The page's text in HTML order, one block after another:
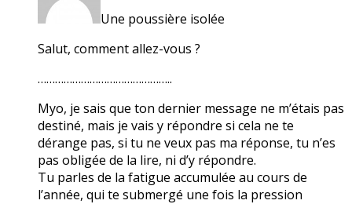
Une poussière isolée
Salut, comment allez-vous ?
………………………………………..
Myo, je sais que ton dernier message ne m’étais pas
destiné, mais je vais y répondre si cela ne te
dérange pas, si tu ne veux pas ma réponse, tu n’es
pas obligée de la lire, ni d’y répondre.
Tu parles de la fatigue accumulée au cours de
l’année, qui te submergé une fois la pression